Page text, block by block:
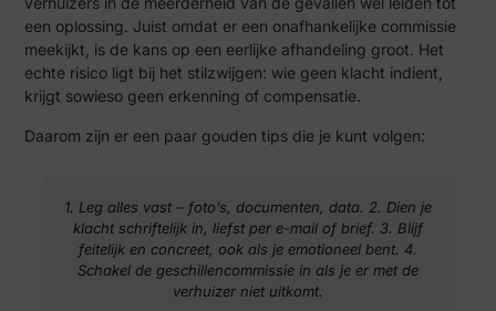
een oplossing. Juist omdat er een onafhankelijke commissie
meekijkt, is de kans op een eerlijke afhandeling groot. Het
echte risico ligt bij het stilzwijgen: wie geen klacht indient,
krijgt sowieso geen erkenning of compensatie.
Daarom zijn er een paar gouden tips die je kunt volgen:
1. Leg alles vast – foto’s, documenten, data. 2. Dien je
klacht schriftelijk in, liefst per e-mail of brief. 3. Blijf
feitelijk en concreet, ook als je emotioneel bent. 4.
Schakel de geschillencommissie in als je er met de
verhuizer niet uitkomt.